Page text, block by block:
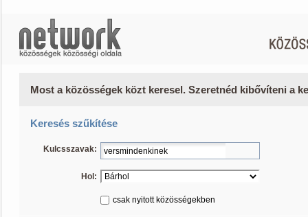
Most a közösségek közt keresel. Szeretnéd kibővíteni a
Keresés szűkítése
Kulcsszavak:
Hol:
csak nyitott közösségekben